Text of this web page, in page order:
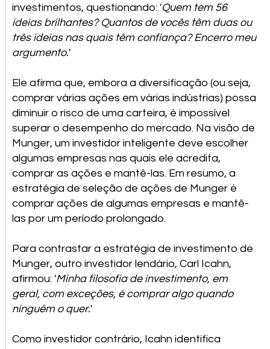
investimentos, questionando: 'Quem tem 56
ideias brilhantes? Quantos de vocês têm duas ou
três ideias nas quais têm confiança? Encerro meu
argumento.'
Ele afirma que, embora a diversificação (ou seja,
comprar várias ações em várias indústrias) possa
diminuir o risco de uma carteira, é impossível
superar o desempenho do mercado. Na visão de
Munger, um investidor inteligente deve escolher
algumas empresas nas quais ele acredita,
comprar as ações e mantê-las. Em resumo, a
estratégia de seleção de ações de Munger é
comprar ações de algumas empresas e mantê-
las por um período prolongado.
Para contrastar a estratégia de investimento de
Munger, outro investidor lendário, Carl Icahn,
afirmou: 'Minha filosofia de investimento, em
geral, com exceções, é comprar algo quando
ninguém o quer.'
Como investidor contrário, Icahn identifica